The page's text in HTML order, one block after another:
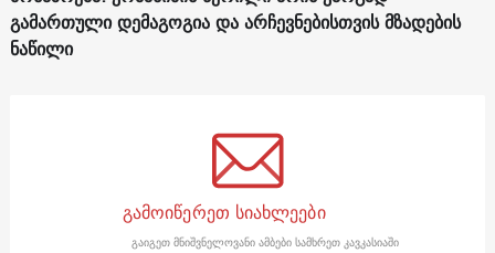
გამართული დემაგოგია და არჩევნებისთვის მზადების
ნაწილი
გამოიწერეთ სიახლეები
გაიგეთ მნიშვნელოვანი ამბები სამხრეთ კავკასიაში